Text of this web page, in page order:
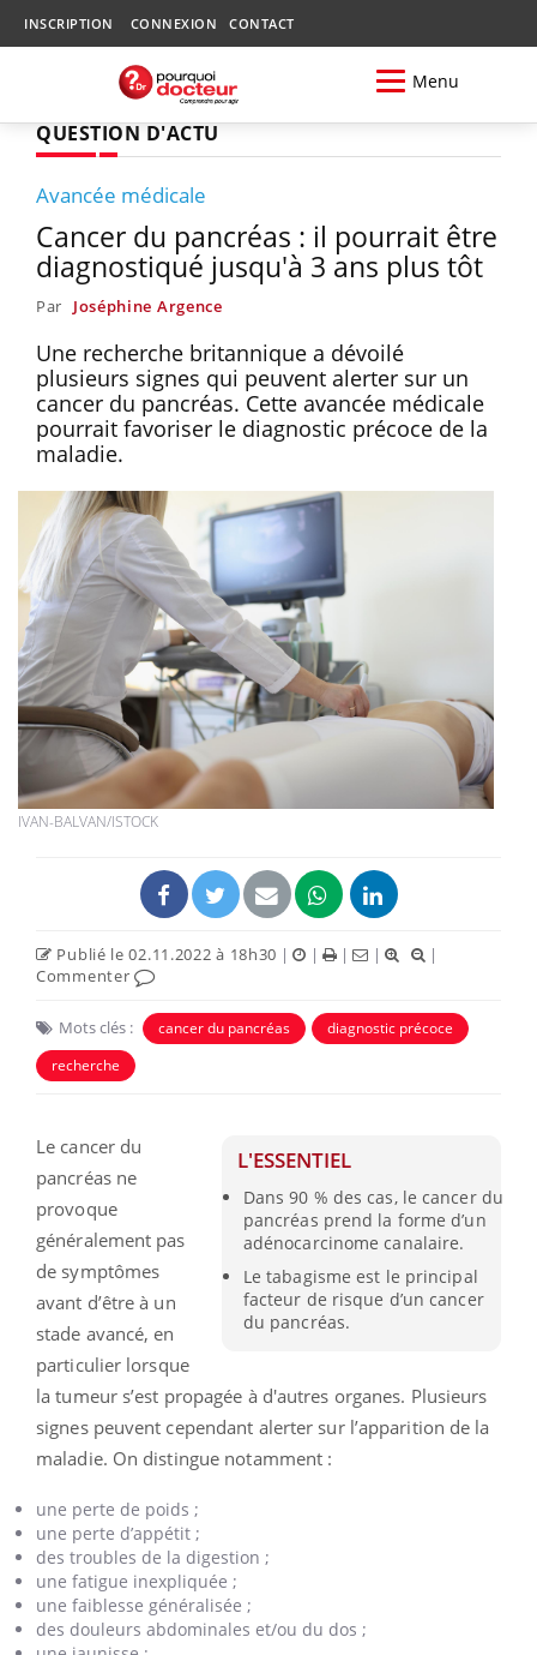
INSCRIPTION CONNEXION CONTACT
Menu
QUESTION D'ACTU
Avancée médicale
Cancer du pancréas : il pourrait être
diagnostiqué jusqu'à 3 ans plus tôt
Par Joséphine Argence
Une recherche britannique a dévoilé
plusieurs signes qui peuvent alerter sur un
cancer du pancréas. Cette avancée médicale
pourrait favoriser le diagnostic précoce de la
maladie.
IVAN-BALVAN/ISTOCK
Publié le 02.11.2022 à 18h30 | | | |
|
Commenter
Mots clés : cancer du pancréas
diagnostic précoce
recherche
L'ESSENTIEL
Dans 90 % des cas, le cancer du
pancréas prend la forme d’un
adénocarcinome canalaire.
Le tabagisme est le principal
facteur de risque d’un cancer
du pancréas.
Le cancer du
pancréas ne
provoque
généralement pas
de symptômes
avant d’être à un
stade avancé, en
particulier lorsque
la tumeur s’est propagée à d'autres organes. Plusieurs
signes peuvent cependant alerter sur l’apparition de la
maladie. On distingue notamment :
une perte de poids ;
une perte d’appétit ;
des troubles de la digestion ;
une fatigue inexpliquée ;
une faiblesse généralisée ;
des douleurs abdominales et/ou du dos ;